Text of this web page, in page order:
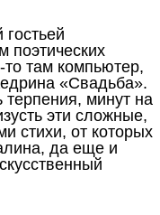
то там компьютер,
«Свадьба».
минут на
эти сложные,
стихи, от которых
да еще и